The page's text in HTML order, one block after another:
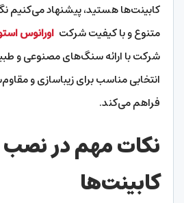
کابینت‌ها هستید، پیشنهاد می‌کنیم
متنوع و با کیفیت شرکت اورانوس
شرکت با ارائه سنگ‌های مصنوعی و
انتخابی مناسب برای زیباسازی و
فراهم می‌کند.
نکات مهم در نصب
کابینت‌ها